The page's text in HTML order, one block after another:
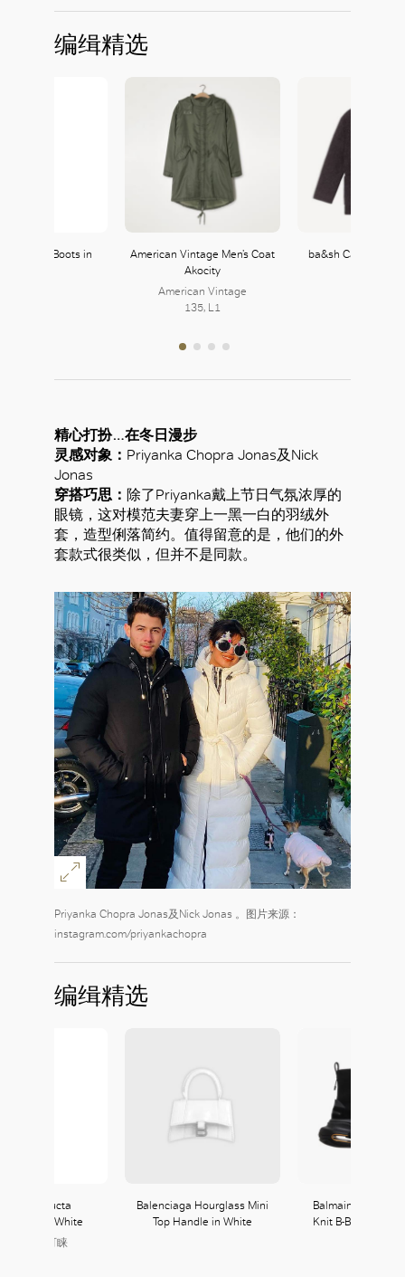
编缉精选
Rain Boots in
American Vintage Men’s Coat
Akocity
American Vintage
135, L1
ba&sh Calvi Coat
精心打扮…在冬日漫步
灵感对象： Priyanka Chopra Jonas及Nick
Jonas
穿搭巧思： 除了Priyanka戴上节日气氛浓厚的
眼镜，这对模范夫妻穿上一黑一白的羽绒外
套，造型俐落简约。值得留意的是，他们的外
套款式很类似，但并不是同款。
Priyanka Chopra Jonas及Nick Jonas 。图片来源：
instagram.com/priyankachopra
编缉精选
Melucta
in White
盟可睐
Balenciaga Hourglass Mini
Top Handle in White
Balmain Black
Knit B-Bold
好